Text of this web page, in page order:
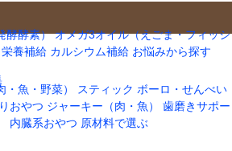
酵酵素） オメガ3オイル（えごま・フィッシ
栄養補給 カルシウム補給 お悩みから探す
魚・野菜） スティック ボーロ・せんべい
おやつ ジャーキー（肉・魚）
歯磨きサポー
内臓系おやつ 原材料で選ぶ